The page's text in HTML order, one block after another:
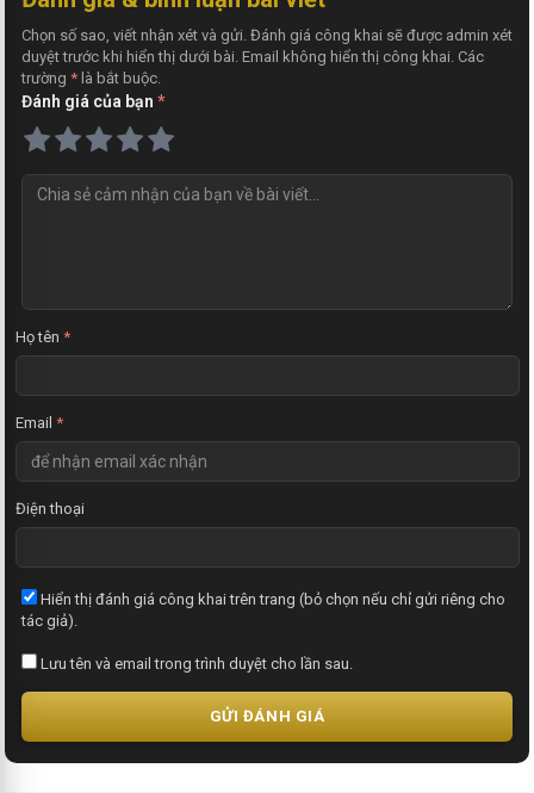
Chọn số sao, viết nhận xét và gửi. Đánh giá công khai sẽ được admin xét
duyệt trước khi hiển thị dưới bài. Email không hiển thị công khai. Các
trường * là bắt buộc.
Đánh giá của bạn *
Họ tên *
Email *
Điện thoại
Hiển thị đánh giá công khai trên trang (bỏ chọn nếu chỉ gửi riêng cho
tác giả).
Lưu tên và email trong trình duyệt cho lần sau.
GỬI ĐÁNH GIÁ